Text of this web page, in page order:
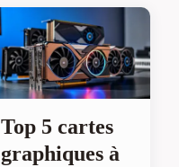
Top 5 cartes
graphiques à